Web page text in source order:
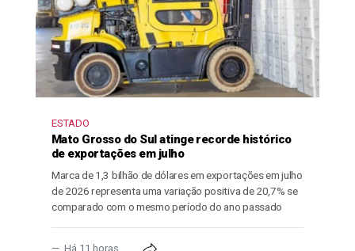
ESTADO
Mato Grosso do Sul atinge recorde histórico
de exportações em julho
Marca de 1,3 bilhão de dólares em exportações em julho
de 2026 representa uma variação positiva de 20,7% se
comparado com o mesmo período do ano passado
Há 11 horas